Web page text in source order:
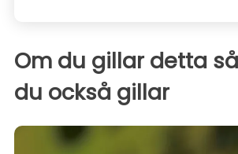
Om du gillar detta
du också gillar